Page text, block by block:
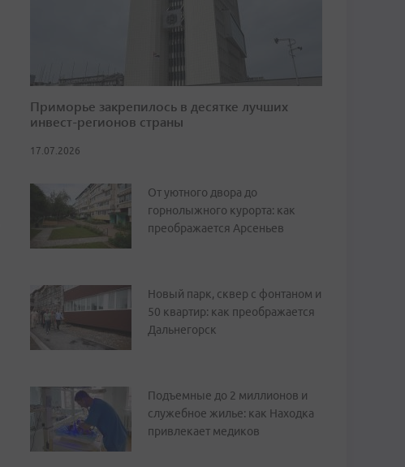
Приморье закрепилось в десятке лучших
инвест-регионов страны
17.07.2026
От уютного двора до
горнолыжного курорта: как
преображается Арсеньев
Новый парк, сквер с фонтаном и
50 квартир: как преображается
Дальнегорск
Подъемные до 2 миллионов и
служебное жилье: как Находка
привлекает медиков